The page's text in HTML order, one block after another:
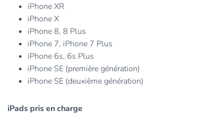
iPhone XR
iPhone X
iPhone 8, 8 Plus
iPhone 7, iPhone 7 Plus
iPhone 6s, 6s Plus
iPhone SE (première génération)
iPhone SE (deuxième génération)
iPads pris en charge